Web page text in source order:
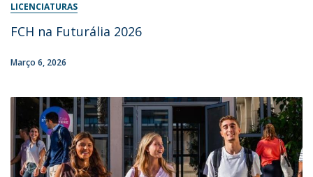
LICENCIATURAS
FCH na Futurália 2026
Março 6, 2026